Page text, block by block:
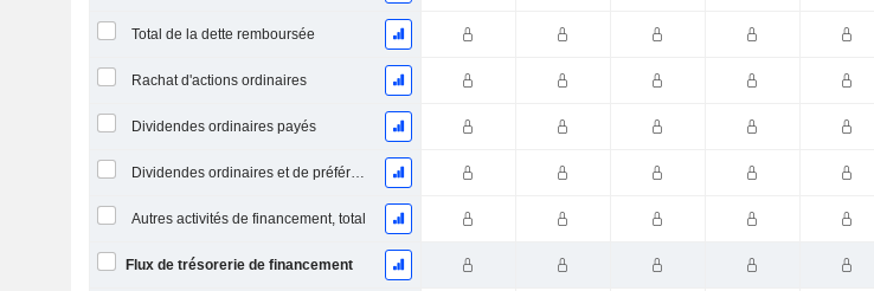
Total de la dette remboursée
Rachat d'actions ordinaires
Dividendes ordinaires payés
Dividendes ordinaires et de préférence payés
Autres activités de financement, total
Flux de trésorerie de financement